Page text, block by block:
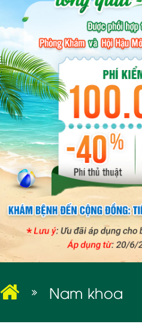
BỆNH HẬU MÔN
BỆNH XÃ HỘI
Nam khoa